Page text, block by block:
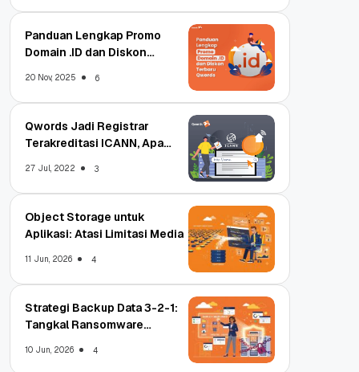
Panduan Lengkap Promo
Domain .ID dan Diskon
20 Nov, 2025 6
Qwords Jadi Registrar
Terakreditasi ICANN, Apa
27 Jul, 2022 3
Object Storage untuk
Aplikasi: Atasi Limitasi Media
11 Jun, 2026 4
Strategi Backup Data 3-2-1:
Tangkal Ransomware
10 Jun, 2026 4